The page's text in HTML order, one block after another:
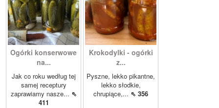
Ogórki konserwowe
na...
Jak co roku według tej
samej receptury
zaprawiamy nasze... ⇖
411
Krokodylki - ogórki
z...
Pyszne, lekko pikantne,
lekko słodkie,
chrupiące,... ⇖ 356